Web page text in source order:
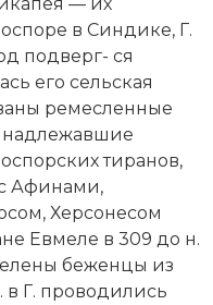
культуры
и методология
в Синдике, Г.
подверг- ся
его сельская
ремесленные
тиранов,
Афинами,
Херсонесом
Евмеле в 309 до н.
беженцы из
в Г. проводились